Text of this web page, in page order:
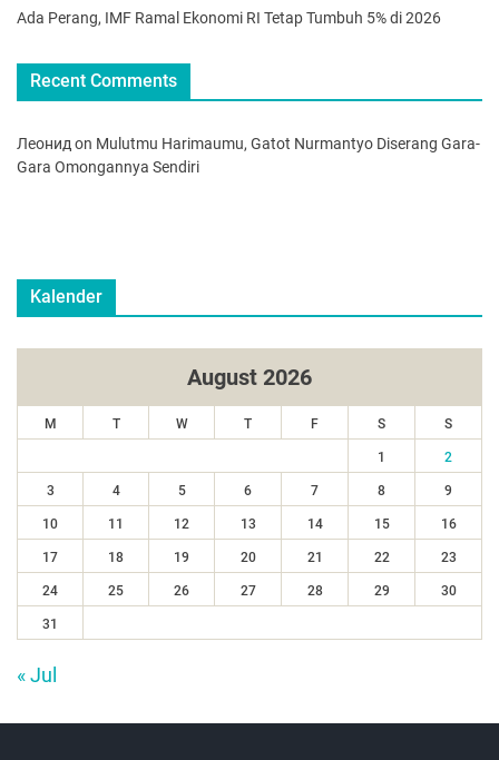
Ada Perang, IMF Ramal Ekonomi RI Tetap Tumbuh 5% di 2026
Recent Comments
Леонид on Mulutmu Harimaumu, Gatot Nurmantyo Diserang Gara-
Gara Omongannya Sendiri
Kalender
August 2026
M T W T F S S
1 2
3 4 5 6 7 8 9
10 11 12 13 14 15 16
17 18 19 20 21 22 23
24 25 26 27 28 29 30
31
« Jul